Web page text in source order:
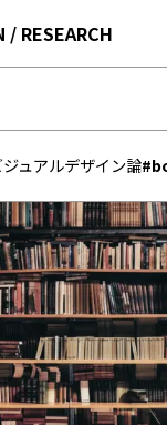
/ RESEARCH
ュアルデザイン論